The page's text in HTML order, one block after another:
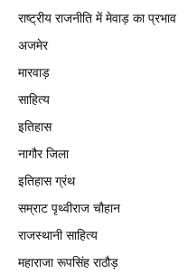
राष्ट्रीय राजनीति में मेवाड़ का प्रभाव
अजमेर
मारवाड़
साहित्य
इतिहास
नागौर जिला
इतिहास ग्रंथ
सम्राट पृथ्वीराज चौहान
राजस्थानी साहित्य
महाराजा रूपसिंह राठौड़